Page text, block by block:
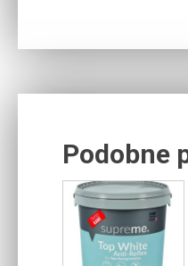
Podobne